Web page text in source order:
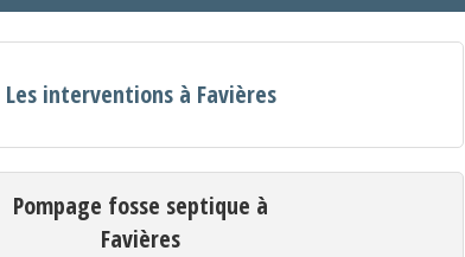
Les interventions à Favières
Pompage fosse septique à
Favières